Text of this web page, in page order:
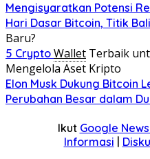
Mengisyaratkan Potensi
Hari Dasar Bitcoin, Titik
Baru?
5 Crypto Wallet Terbaik
Mengelola Aset Kripto
Elon Musk Dukung Bitcoin
Perubahan Besar dalam
Ikut Google News
Informasi |